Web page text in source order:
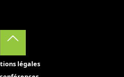
légales
Back
to